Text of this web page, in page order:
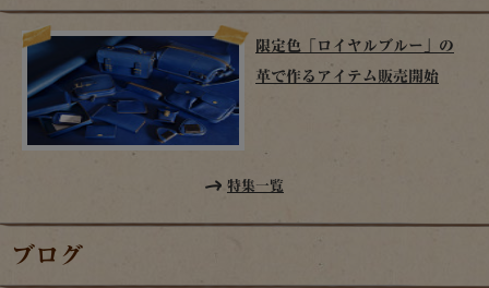
限定色「ロイヤルブルー」の
革で作るアイテム販売開始
特集一覧
ブログ